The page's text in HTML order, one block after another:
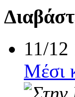
11/12
Μέσι